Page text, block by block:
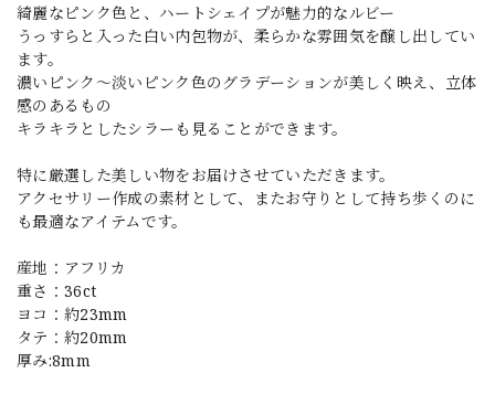
綺麗なピンク色と、ハートシェイプが魅力的なルビー
うっすらと入った白い内包物が、柔らかな雰囲気を醸し出してい
ます。
濃いピンク～淡いピンク色のグラデーションが美しく映え、立体
感のあるもの
キラキラとしたシラーも見ることができます。
特に厳選した美しい物をお届けさせていただきます。
アクセサリー作成の素材として、またお守りとして持ち歩くのに
も最適なアイテムです。
産地：アフリカ
重さ：36ct
ヨコ：約23mm
タテ：約20mm
厚み:8mm